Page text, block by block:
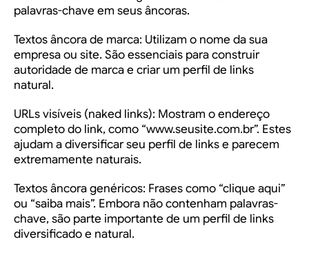
palavras-chave em seus âncoras.
Textos âncora de marca: Utilizam o nome da sua
empresa ou site. São essenciais para construir
autoridade de marca e criar um perfil de links
natural.
URLs visíveis (naked links): Mostram o endereço
completo do link, como “www.seusite.com.br”. Estes
ajudam a diversificar seu perfil de links e parecem
extremamente naturais.
Textos âncora genéricos: Frases como “clique aqui”
ou “saiba mais”. Embora não contenham palavras-
chave, são parte importante de um perfil de links
diversificado e natural.